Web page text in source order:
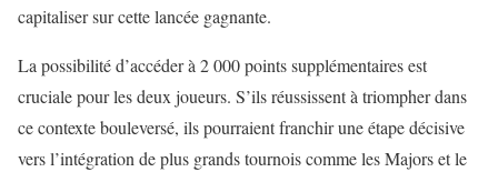
capitaliser sur cette lancée gagnante.
La possibilité d’accéder à 2 000 points supplémentaires est
cruciale pour les deux joueurs. S’ils réussissent à triompher dans
ce contexte bouleversé, ils pourraient franchir une étape décisive
vers l’intégration de plus grands tournois comme les Majors et le